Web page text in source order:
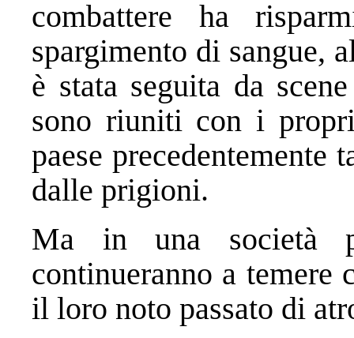
combattere ha
spargimento di sangue,
è stata seguita da
sono riuniti con i
paese
dalle prigioni.
Ma in una società
continueranno a
il loro noto passato di